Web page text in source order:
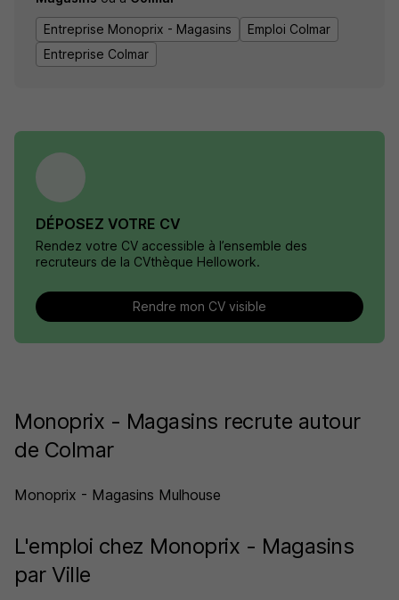
Entreprise Monoprix - Magasins
Emploi Colmar
Entreprise Colmar
DÉPOSEZ VOTRE CV
Rendez votre CV accessible à l’ensemble des
recruteurs de la CVthèque Hellowork.
Rendre mon CV visible
Monoprix - Magasins recrute autour
de Colmar
Monoprix - Magasins Mulhouse
L'emploi chez Monoprix - Magasins
par Ville